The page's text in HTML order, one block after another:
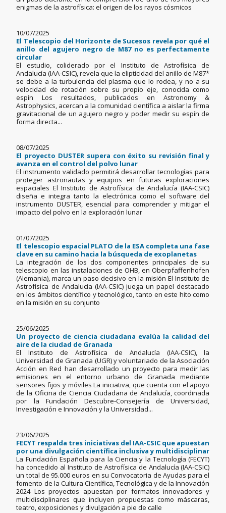
enigmas de la astrofísica: el origen de los rayos cósmicos
10/07/2025
El Telescopio del Horizonte de Sucesos revela por qué el
anillo del agujero negro de M87 no es perfectamente
circular
El estudio, coliderado por el Instituto de Astrofísica de
Andalucía (IAA-CSIC), revela que la elipticidad del anillo de M87*
se debe a la turbulencia del plasma que lo rodea, y no a su
velocidad de rotación sobre su propio eje, conocida como
espín Los resultados, publicados en Astronomy &
Astrophysics, acercan a la comunidad científica a aislar la firma
gravitacional de un agujero negro y poder medir su espín de
forma directa...
08/07/2025
El proyecto DUSTER supera con éxito su revisión final y
avanza en el control del polvo lunar
El instrumento validado permitirá desarrollar tecnologías para
proteger astronautas y equipos en futuras exploraciones
espaciales El Instituto de Astrofísica de Andalucía (IAA-CSIC)
diseña e integra tanto la electrónica como el software del
instrumento DUSTER, esencial para comprender y mitigar el
impacto del polvo en la exploración lunar
01/07/2025
El telescopio espacial PLATO de la ESA completa una fase
clave en su camino hacia la búsqueda de exoplanetas
La integración de los dos componentes principales de su
telescopio en las instalaciones de OHB, en Oberpfaffenhofen
(Alemania), marca un paso decisivo en la misión El Instituto de
Astrofísica de Andalucía (IAA-CSIC) juega un papel destacado
en los ámbitos científico y tecnológico, tanto en este hito como
en la misión en su conjunto
25/06/2025
Un proyecto de ciencia ciudadana evalúa la calidad del
aire de la ciudad de Granada
El Instituto de Astrofísica de Andalucía (IAA-CSIC), la
Universidad de Granada (UGR) y voluntariado de la Asociación
Acción en Red han desarrollado un proyecto para medir las
emisiones en el entorno urbano de Granada mediante
sensores fijos y móviles La iniciativa, que cuenta con el apoyo
de la Oficina de Ciencia Ciudadana de Andalucía, coordinada
por la Fundación Descubre-Consejería de Universidad,
Investigación e Innovación y la Universidad...
23/06/2025
FECYT respalda tres iniciativas del IAA-CSIC que apuestan
por una divulgación científica inclusiva y multidisciplinar
La Fundación Española para la Ciencia y la Tecnología (FECYT)
ha concedido al Instituto de Astrofísica de Andalucía (IAA-CSIC)
un total de 95.000 euros en su Convocatoria de Ayudas para el
fomento de la Cultura Científica, Tecnológica y de la Innovación
2024 Los proyectos apuestan por formatos innovadores y
multidisciplinares que incluyen propuestas como máscaras,
teatro, exposiciones y divulgación a pie de calle